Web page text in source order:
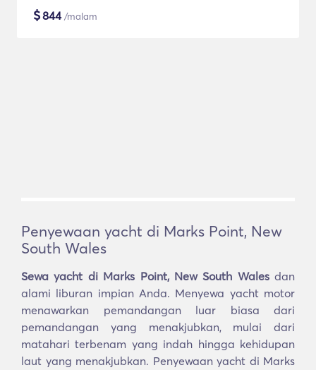
$844/malam
Penyewaan yacht di Marks Point, New
South Wales
Sewa yacht di Marks Point, New South Walesdan
alami liburan impian Anda. Menyewa yacht motor
menawarkan pemandangan luar biasa dari
pemandangan yang menakjubkan, mulai dari
matahari terbenam yang indah hingga kehidupan
laut yang menakjubkan. Penyewaan yacht di Marks